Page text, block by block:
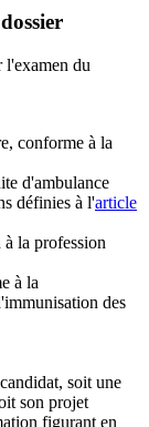
l'examen du
conforme à la
d'ambulance
définies à l'article
la profession
à la
des
soit une
son projet
figurant en